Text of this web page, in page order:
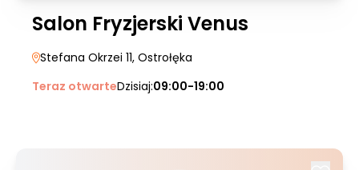
Salon Fryzjerski Venus
Stefana Okrzei 11, Ostrołęka
Teraz otwarteDzisiaj:09:00-19:00